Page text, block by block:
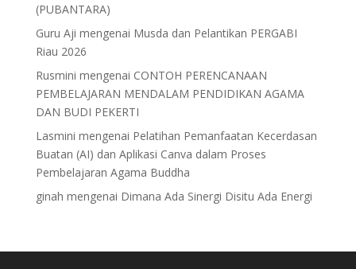
(PUBANTARA)
Guru Aji mengenai Musda dan Pelantikan PERGABI
Riau 2026
Rusmini mengenai CONTOH PERENCANAAN
PEMBELAJARAN MENDALAM PENDIDIKAN AGAMA
DAN BUDI PEKERTI
Lasmini mengenai Pelatihan Pemanfaatan Kecerdasan
Buatan (AI) dan Aplikasi Canva dalam Proses
Pembelajaran Agama Buddha
ginah mengenai Dimana Ada Sinergi Disitu Ada Energi